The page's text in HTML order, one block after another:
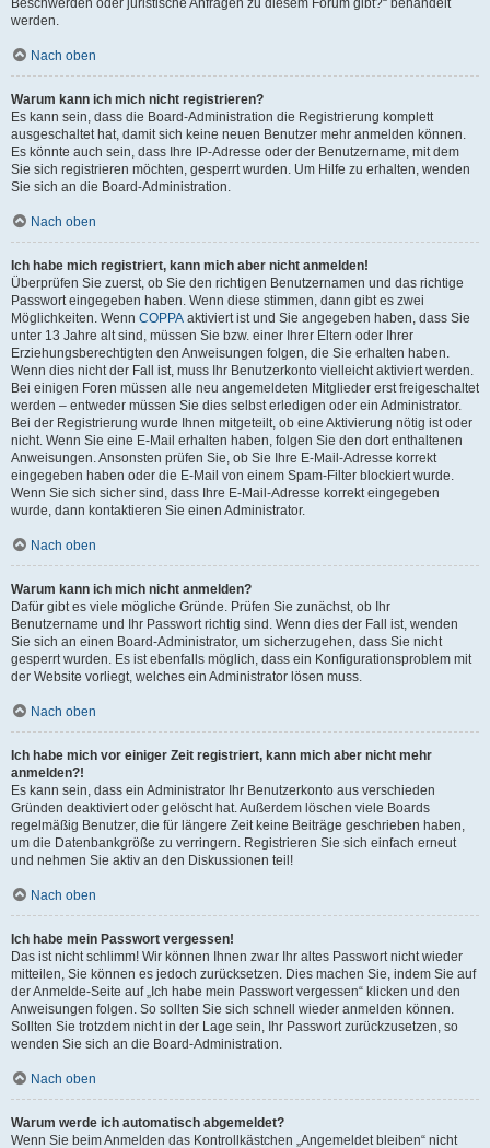
Beschwerden oder juristische Anfragen zu diesem Forum gibt?“ behandelt
werden.
Nach oben
Warum kann ich mich nicht registrieren?
Es kann sein, dass die Board-Administration die Registrierung komplett
ausgeschaltet hat, damit sich keine neuen Benutzer mehr anmelden können.
Es könnte auch sein, dass Ihre IP-Adresse oder der Benutzername, mit dem
Sie sich registrieren möchten, gesperrt wurden. Um Hilfe zu erhalten, wenden
Sie sich an die Board-Administration.
Nach oben
Ich habe mich registriert, kann mich aber nicht anmelden!
Überprüfen Sie zuerst, ob Sie den richtigen Benutzernamen und das richtige
Passwort eingegeben haben. Wenn diese stimmen, dann gibt es zwei
Möglichkeiten. Wenn COPPA aktiviert ist und Sie angegeben haben, dass Sie
unter 13 Jahre alt sind, müssen Sie bzw. einer Ihrer Eltern oder Ihrer
Erziehungsberechtigten den Anweisungen folgen, die Sie erhalten haben.
Wenn dies nicht der Fall ist, muss Ihr Benutzerkonto vielleicht aktiviert werden.
Bei einigen Foren müssen alle neu angemeldeten Mitglieder erst freigeschaltet
werden – entweder müssen Sie dies selbst erledigen oder ein Administrator.
Bei der Registrierung wurde Ihnen mitgeteilt, ob eine Aktivierung nötig ist oder
nicht. Wenn Sie eine E-Mail erhalten haben, folgen Sie den dort enthaltenen
Anweisungen. Ansonsten prüfen Sie, ob Sie Ihre E-Mail-Adresse korrekt
eingegeben haben oder die E-Mail von einem Spam-Filter blockiert wurde.
Wenn Sie sich sicher sind, dass Ihre E-Mail-Adresse korrekt eingegeben
wurde, dann kontaktieren Sie einen Administrator.
Nach oben
Warum kann ich mich nicht anmelden?
Dafür gibt es viele mögliche Gründe. Prüfen Sie zunächst, ob Ihr
Benutzername und Ihr Passwort richtig sind. Wenn dies der Fall ist, wenden
Sie sich an einen Board-Administrator, um sicherzugehen, dass Sie nicht
gesperrt wurden. Es ist ebenfalls möglich, dass ein Konfigurationsproblem mit
der Website vorliegt, welches ein Administrator lösen muss.
Nach oben
Ich habe mich vor einiger Zeit registriert, kann mich aber nicht mehr
anmelden?!
Es kann sein, dass ein Administrator Ihr Benutzerkonto aus verschieden
Gründen deaktiviert oder gelöscht hat. Außerdem löschen viele Boards
regelmäßig Benutzer, die für längere Zeit keine Beiträge geschrieben haben,
um die Datenbankgröße zu verringern. Registrieren Sie sich einfach erneut
und nehmen Sie aktiv an den Diskussionen teil!
Nach oben
Ich habe mein Passwort vergessen!
Das ist nicht schlimm! Wir können Ihnen zwar Ihr altes Passwort nicht wieder
mitteilen, Sie können es jedoch zurücksetzen. Dies machen Sie, indem Sie auf
der Anmelde-Seite auf „Ich habe mein Passwort vergessen“ klicken und den
Anweisungen folgen. So sollten Sie sich schnell wieder anmelden können.
Sollten Sie trotzdem nicht in der Lage sein, Ihr Passwort zurückzusetzen, so
wenden Sie sich an die Board-Administration.
Nach oben
Warum werde ich automatisch abgemeldet?
Wenn Sie beim Anmelden das Kontrollkästchen „Angemeldet bleiben“ nicht